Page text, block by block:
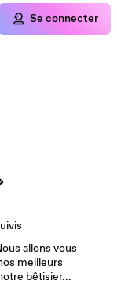
Se connecter
allons vous
meilleurs
bêtisier...